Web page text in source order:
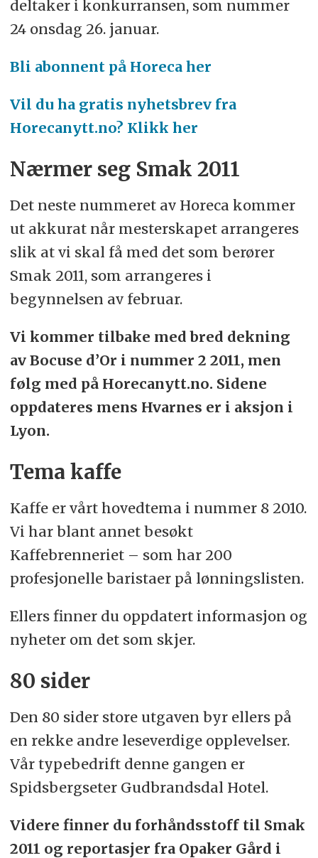
deltaker i konkurransen, som nummer
24 onsdag 26. januar.
Bli abonnent på Horeca her
Vil du ha gratis nyhetsbrev fra
Horecanytt.no? Klikk her
Nærmer seg Smak 2011
Det neste nummeret av Horeca kommer
ut akkurat når mesterskapet arrangeres
slik at vi skal få med det som berører
Smak 2011, som arrangeres i
begynnelsen av februar.
Vi kommer tilbake med bred dekning
av Bocuse d’Or i nummer 2 2011, men
følg med på Horecanytt.no. Sidene
oppdateres mens Hvarnes er i aksjon i
Lyon.
Tema kaffe
Kaffe er vårt hovedtema i nummer 8 2010.
Vi har blant annet besøkt
Kaffebrenneriet – som har 200
profesjonelle baristaer på lønningslisten.
Ellers finner du oppdatert informasjon og
nyheter om det som skjer.
80 sider
Den 80 sider store utgaven byr ellers på
en rekke andre leseverdige opplevelser.
Vår typebedrift denne gangen er
Spidsbergseter Gudbrandsdal Hotel.
Videre finner du forhåndsstoff til Smak
2011 og reportasjer fra Opaker Gård i